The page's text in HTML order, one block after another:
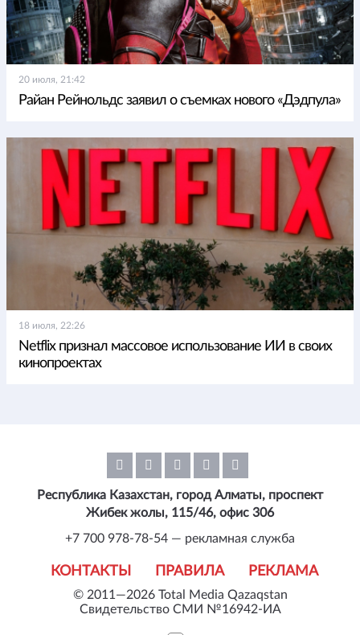
20 июля, 21:42
Райан Рейнольдс заявил о съемках нового «Дэдпула»
18 июля, 22:26
Netflix признал массовое использование ИИ в своих
кинопроектах
© 2011—2026 Total Media Qazaqstan
Свидетельство СМИ №16942-ИА
КОНТАКТЫ ПРАВИЛА РЕКЛАМА
Республика Казахстан, город Алматы, проспект
Жибек жолы, 115/46, офис 306
+7 700 978-78-54 — рекламная служба